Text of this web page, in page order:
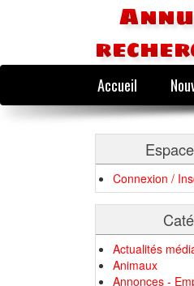
Accueil
Connexion /
Actualités
Animaux
Annonces -